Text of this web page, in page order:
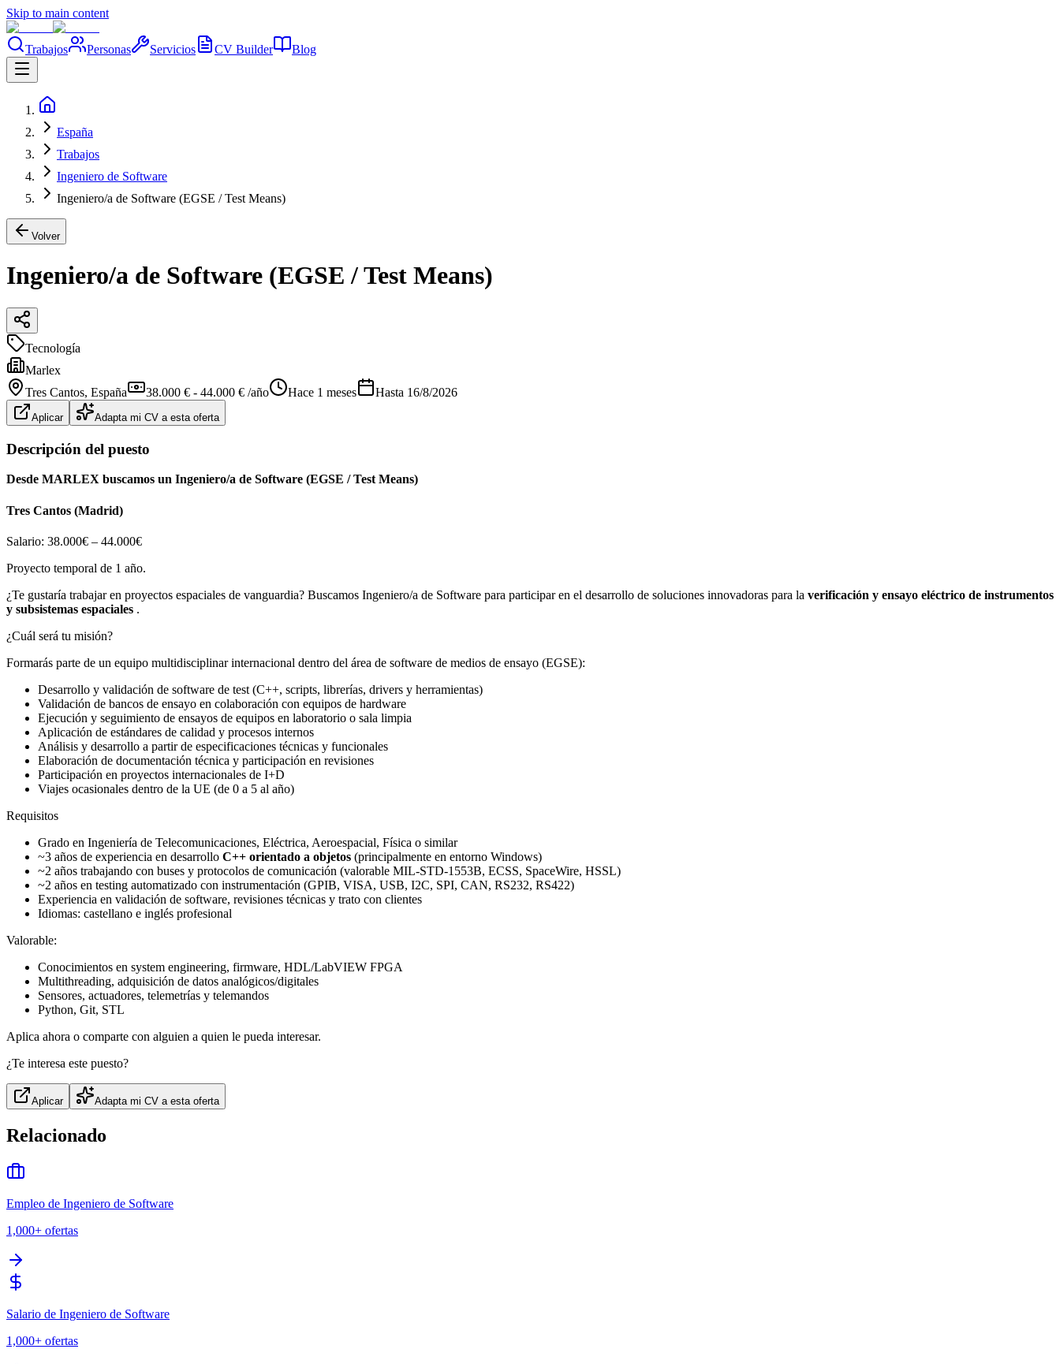
Skip to main content
Trabajos Personas Servicios CV Builder Blog
España
Trabajos
Ingeniero de Software
Ingeniero/a de Software (EGSE / Test Means)
Volver
Ingeniero/a de Software (EGSE / Test Means)
Tecnología
Marlex
Tres Cantos, España 38.000 € - 44.000 € /año Hace 1 meses Hasta 16/8/2026
Aplicar Adapta mi CV a esta oferta
Descripción del puesto
Desde MARLEX buscamos un Ingeniero/a de Software (EGSE / Test Means)
Tres Cantos (Madrid)
Salario: 38.000€ – 44.000€
Proyecto temporal de 1 año.
¿Te gustaría trabajar en proyectos espaciales de vanguardia? Buscamos Ingeniero/a de Software para participar en el desarrollo de soluciones innovadoras para la verificación y ensayo eléctrico de instrumentos
y subsistemas espaciales .
¿Cuál será tu misión?
Formarás parte de un equipo multidisciplinar internacional dentro del área de software de medios de ensayo (EGSE):
Desarrollo y validación de software de test (C++, scripts, librerías, drivers y herramientas)
Validación de bancos de ensayo en colaboración con equipos de hardware
Ejecución y seguimiento de ensayos de equipos en laboratorio o sala limpia
Aplicación de estándares de calidad y procesos internos
Análisis y desarrollo a partir de especificaciones técnicas y funcionales
Elaboración de documentación técnica y participación en revisiones
Participación en proyectos internacionales de I+D
Viajes ocasionales dentro de la UE (de 0 a 5 al año)
Requisitos
Grado en Ingeniería de Telecomunicaciones, Eléctrica, Aeroespacial, Física o similar
~3 años de experiencia en desarrollo C++ orientado a objetos (principalmente en entorno Windows)
~2 años trabajando con buses y protocolos de comunicación (valorable MIL-STD-1553B, ECSS, SpaceWire, HSSL)
~2 años en testing automatizado con instrumentación (GPIB, VISA, USB, I2C, SPI, CAN, RS232, RS422)
Experiencia en validación de software, revisiones técnicas y trato con clientes
Idiomas: castellano e inglés profesional
Valorable:
Conocimientos en system engineering, firmware, HDL/LabVIEW FPGA
Multithreading, adquisición de datos analógicos/digitales
Sensores, actuadores, telemetrías y telemandos
Python, Git, STL
Aplica ahora o comparte con alguien a quien le pueda interesar.
¿Te interesa este puesto?
Aplicar Adapta mi CV a esta oferta
Relacionado
Empleo de Ingeniero de Software
1,000+ ofertas
Salario de Ingeniero de Software
1,000+ ofertas